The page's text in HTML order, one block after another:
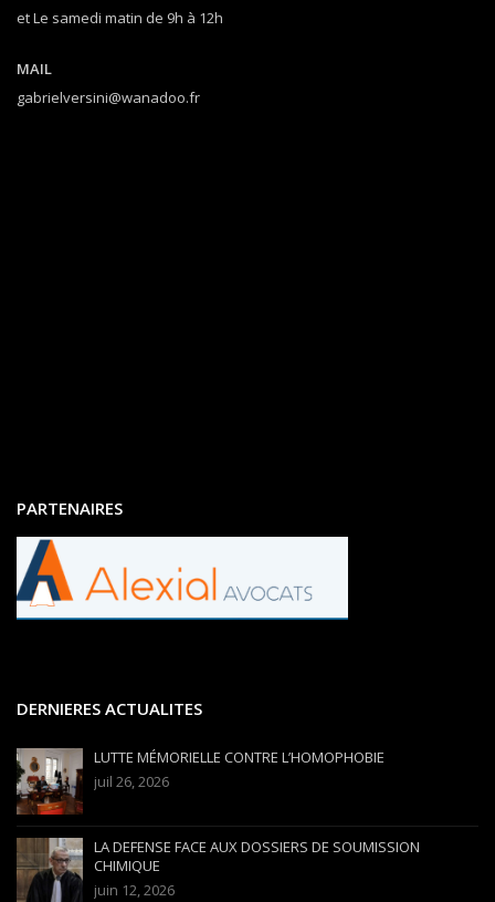
et Le samedi matin de 9h à 12h
MAIL
gabrielversini@wanadoo.fr
PARTENAIRES
DERNIERES ACTUALITES
LUTTE MÉMORIELLE CONTRE L’HOMOPHOBIE
juil 26, 2026
LA DEFENSE FACE AUX DOSSIERS DE SOUMISSION
CHIMIQUE
juin 12, 2026